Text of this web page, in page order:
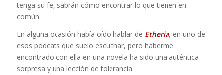
tenga su fe, sabrán cómo encontrar lo que tienen en
común.
En alguna ocasión había oído hablar de Etheria, en uno de
esos podcats que suelo escuchar, pero haberme
encontrado con ella en una novela ha sido una auténtica
sorpresa y una lección de tolerancia.